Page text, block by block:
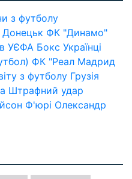
з футболу
ФК "Динамо"
УЄФА Бокс Українці
ФК "Реал Мадрид
з футболу Грузія
Штрафний удар
Ф'юрі Олександр